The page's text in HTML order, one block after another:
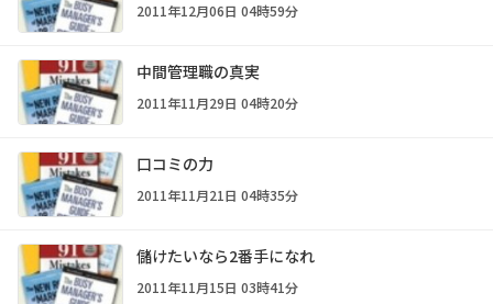
2011年12月06日 04時59分
中間管理職の真実
2011年11月29日 04時20分
口コミの力
2011年11月21日 04時35分
儲けたいなら2番手になれ
2011年11月15日 03時41分